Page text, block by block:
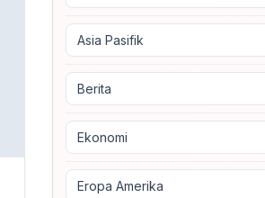
Asia Pasifik
Berita
Ekonomi
Eropa Amerika